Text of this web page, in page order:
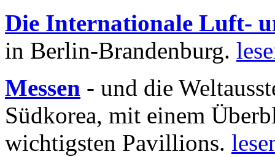
Die Internationale Luft-
in Berlin-Brandenburg.
Messen - und die
Südkorea, mit einem
wichtigsten Pavillions.